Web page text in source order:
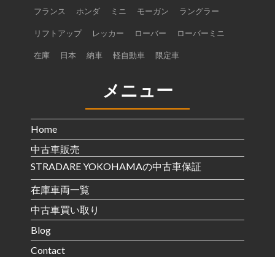
フランス ホンダ ミニ モーガン ラングラー
リフトアップ レッカー ローバー ローバーミニ
在庫 日本 納車 軽自動車 限定車
メニュー
Home
中古車販売
STRADARE YOKOHAMAの中古車保証
在庫車両一覧
中古車買い取り
Blog
Contact